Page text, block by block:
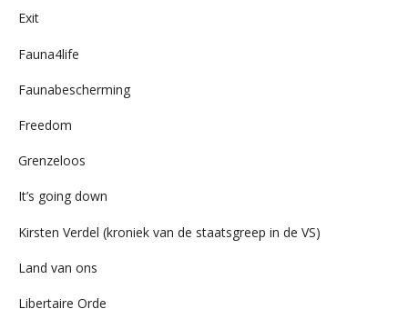
Exit
Fauna4life
Faunabescherming
Freedom
Grenzeloos
It’s going down
Kirsten Verdel (kroniek van de staatsgreep in de VS)
Land van ons
Libertaire Orde